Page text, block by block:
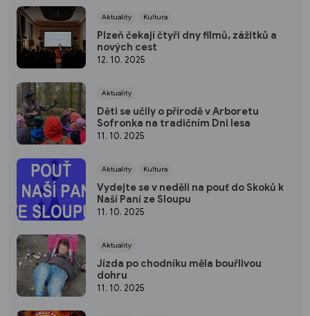
Aktuality Kultura
Plzeň čekají čtyři dny filmů, zážitků a
nových cest
12. 10. 2025
Aktuality
Děti se učily o přírodě v Arboretu
Sofronka na tradičním Dni lesa
11. 10. 2025
Aktuality Kultura
Vydejte se v neděli na pouť do Skoků k
Naší Paní ze Sloupu
11. 10. 2025
Aktuality
Jízda po chodníku měla bouřlivou
dohru
11. 10. 2025